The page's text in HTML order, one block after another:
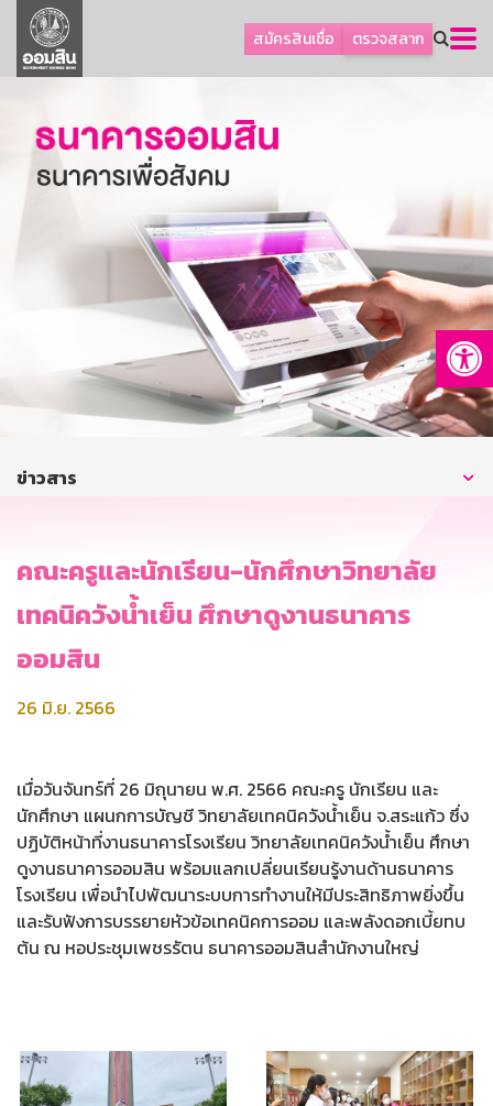
สมัครสินเชื่อ ตรวจสลาก
ลูกค้าธุรกิจ
ลูกค้าผู้ประกอบรายย่อย
ออมเพื่อสุข
เกี่ยวกับธนาคาร
การพัฒนาที่ยั่งยืน
บริการทางการเงิน
ติดต่อเรา
บริการออนไลน์
ข่าวสาร
คณะครูและนักเรียน-นักศึกษาวิทยาลัย
เทคนิควังน้ำเย็น ศึกษาดูงานธนาคาร
ออมสิน
26 มิ.ย. 2566
เมื่อวันจันทร์ที่ 26 มิถุนายน พ.ศ. 2566 คณะครู นักเรียน และ
นักศึกษา แผนกการบัญชี วิทยาลัยเทคนิควังน้ำเย็น จ.สระแก้ว ซึ่ง
ปฏิบัติหน้าที่งานธนาคารโรงเรียน วิทยาลัยเทคนิควังน้ำเย็น ศึกษา
ดูงานธนาคารออมสิน พร้อมแลกเปลี่ยนเรียนรู้งานด้านธนาคาร
โรงเรียน เพื่อนำไปพัฒนาระบบการทำงานให้มีประสิทธิภาพยิ่งขึ้น
และรับฟังการบรรยายหัวข้อเทคนิคการออม และพลังดอกเบี้ยทบ
ต้น ณ หอประชุมเพชรรัตน ธนาคารออมสินสำนักงานใหญ่